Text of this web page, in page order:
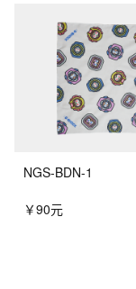
NGS-BDN-1
￥90元